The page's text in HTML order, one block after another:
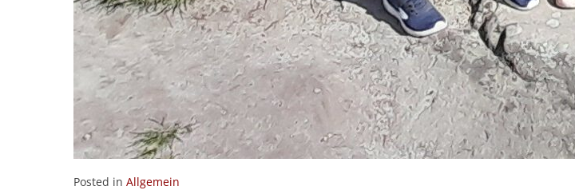
Posted in Allgemein